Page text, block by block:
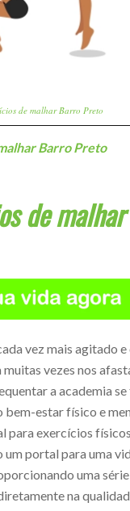
de malhar Barro Preto
Barro Preto
de
vez mais agitado
vezes nos
a academia
bem-estar físico e
para exercícios
portal para uma
uma
na